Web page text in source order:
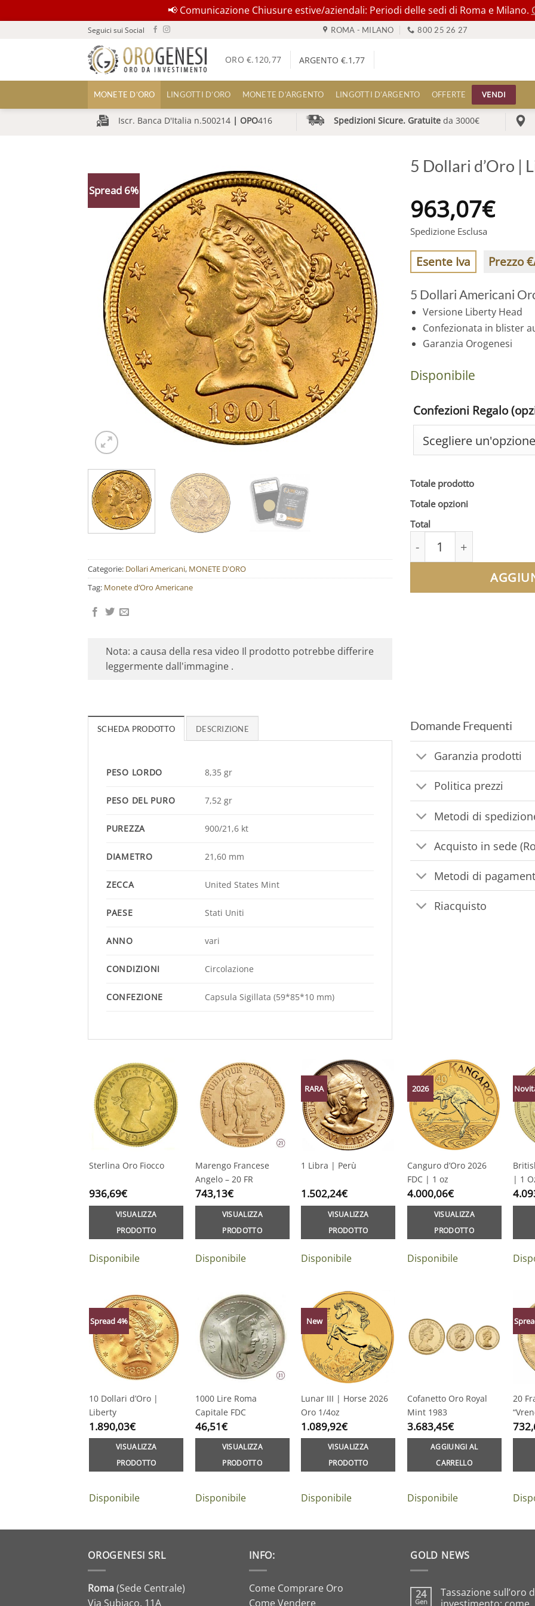
📢 Comunicazione Chiusure estive/aziendali: Periodi delle sedi di Roma e Milano.
Seguici sui Social ROMA - MILANO 800 25 26 27
ORO €.120,77 ARGENTO €.1,77
MONETE D’ORO LINGOTTI D’ORO MONETE D’ARGENTO LINGOTTI D’ARGENTO OFFERTE VENDI
Iscr. Banca D'Italia n.500214 | OPO416 Spedizioni Sicure. Gratuite da 3000€
Spread 6%
Categorie: Dollari Americani, MONETE D'ORO
Tag: Monete d’Oro Americane
Nota: a causa della resa video Il prodotto potrebbe differire
leggermente dall'immagine .
5 Dollari d’Oro |
963,07€
Spedizione Esclusa
Esente Iva Prezzo
5 Dollari Americani
Versione Liberty Head
Confezionata in blister
Garanzia Orogenesi
Disponibile
Confezioni Regalo
Totale prodotto
Totale opzioni
Total
5 Dollari d'Oro |
SCHEDA PRODOTTO DESCRIZIONE
PESO LORDO 8,35 gr
PESO DEL PURO 7,52 gr
PUREZZA 900/21,6 kt
DIAMETRO 21,60 mm
ZECCA United States Mint
PAESE Stati Uniti
ANNO vari
CONDIZIONI Circolazione
CONFEZIONE Capsula Sigillata (59*85*10 mm)
Domande Frequenti
Garanzia prodotti
Politica prezzi
Metodi di
Acquisto in sede
Metodi di
Riacquisto
Sterlina Oro Fiocco
936,69€
VISUALIZZA
PRODOTTO
Disponibile
Marengo Francese
Angelo – 20 FR
743,13€
VISUALIZZA
PRODOTTO
Disponibile
RARA
1 Libra | Perù
1.502,24€
VISUALIZZA
PRODOTTO
Disponibile
2026
Canguro d’Oro 2026
FDC | 1 oz
4.000,06€
VISUALIZZA
PRODOTTO
Disponibile
| 1
Spread 4%
10 Dollari d’Oro |
Liberty
1.890,03€
VISUALIZZA
PRODOTTO
Disponibile
1000 Lire Roma
Capitale FDC
46,51€
VISUALIZZA
PRODOTTO
Disponibile
New
Lunar III | Horse 2026
Oro 1/4oz
1.089,92€
VISUALIZZA
PRODOTTO
Disponibile
Cofanetto Oro Royal
Mint 1983
3.683,45€
AGGIUNGI AL
CARRELLO
Disponibile
20
OROGENESI SRL
Roma(Sede Centrale)
Via Subiaco, 11A
INFO:
Come Comprare Oro
Come Vendere
GOLD NEWS
24
Gen
Tassazione sull’oro